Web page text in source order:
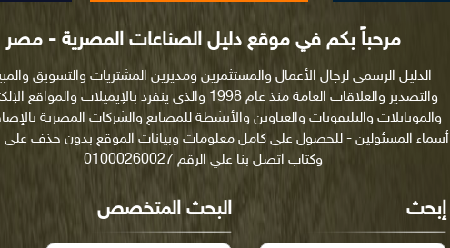
مرحباً بكم في موقع دليل الصناعات المصرية - مصر
الدليل الرسمى لرجال الأعمال والمستثمرين ومديرين المشتريات والتسويق
والتصدير والعلاقات العامة منذ عام 1998 والذى ينفرد بالإيميلات والمواقع
والموبايلات والتليفونات والعناوين والأنشطة للمصانع والشركات المصرية
أسماء المسئولين - للحصول على كامل معلومات وبيانات الموقع بدون حذف
وكتاب اتصل بنا علي الرقم 01000260027
إبحث البحث المتخصص